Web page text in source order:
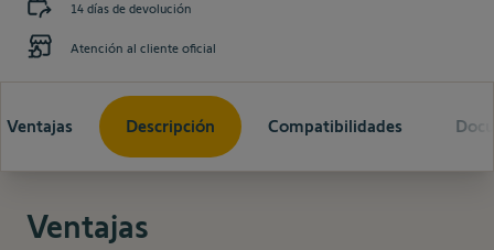
14 días de devolución
Atención al cliente oficial
Ventajas Descripción Compatibilidades
Ventajas